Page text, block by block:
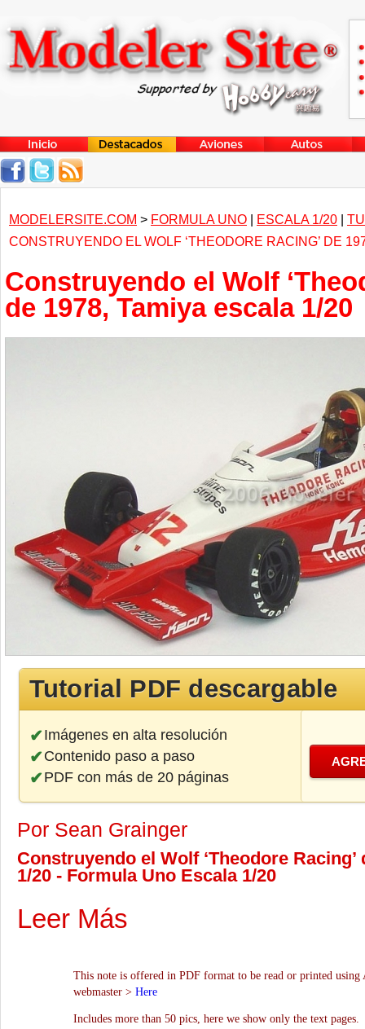
MODELERSITE.COM > FORMULA UNO | ESCALA 1/20 |
CONSTRUYENDO EL WOLF ‘THEODORE RACING’ DE
Construyendo el Wolf
de 1978, Tamiya escala 1/20
Tutorial PDF descargable
Imágenes en alta resolución
Contenido paso a paso
PDF con más de 20 páginas
Por Sean Grainger
Construyendo el Wolf ‘Theodore Racing’
1/20 - Formula Uno Escala 1/20
Leer Más
This note is offered in PDF format to be read or printed using
webmaster > Here
Includes more than 50 pics, here we show only the text pages.